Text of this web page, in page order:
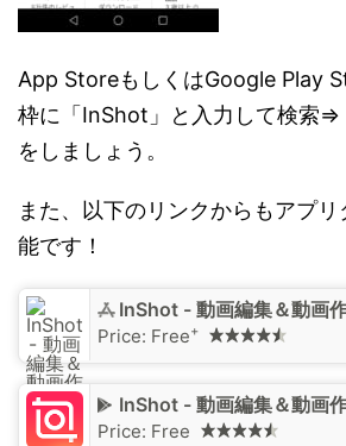
App StoreもしくはGoogle Play
枠に「InShot」と入力して検索⇒
をしましょう。
また、以下のリンクからもアプ
能です！
‎InShot - 動画編集＆動画
Price: Free+
InShot - 動画編集＆動画
Price: Free